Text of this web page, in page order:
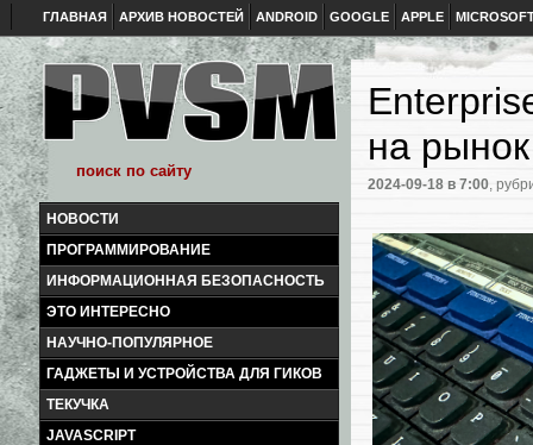
ГЛАВНАЯ АРХИВ НОВОСТЕЙ ANDROID GOOGLE APPLE
НОВОСТИ
ПРОГРАММИРОВАНИЕ
ИНФОРМАЦИОННАЯ БЕЗОПАСНОСТЬ
ЭТО ИНТЕРЕСНО
НАУЧНО-ПОПУЛЯРНОЕ
ГАДЖЕТЫ И УСТРОЙСТВА ДЛЯ ГИКОВ
ТЕКУЧКА
JAVASCRIPT
на рынок
2024-09-18 в 7:00,